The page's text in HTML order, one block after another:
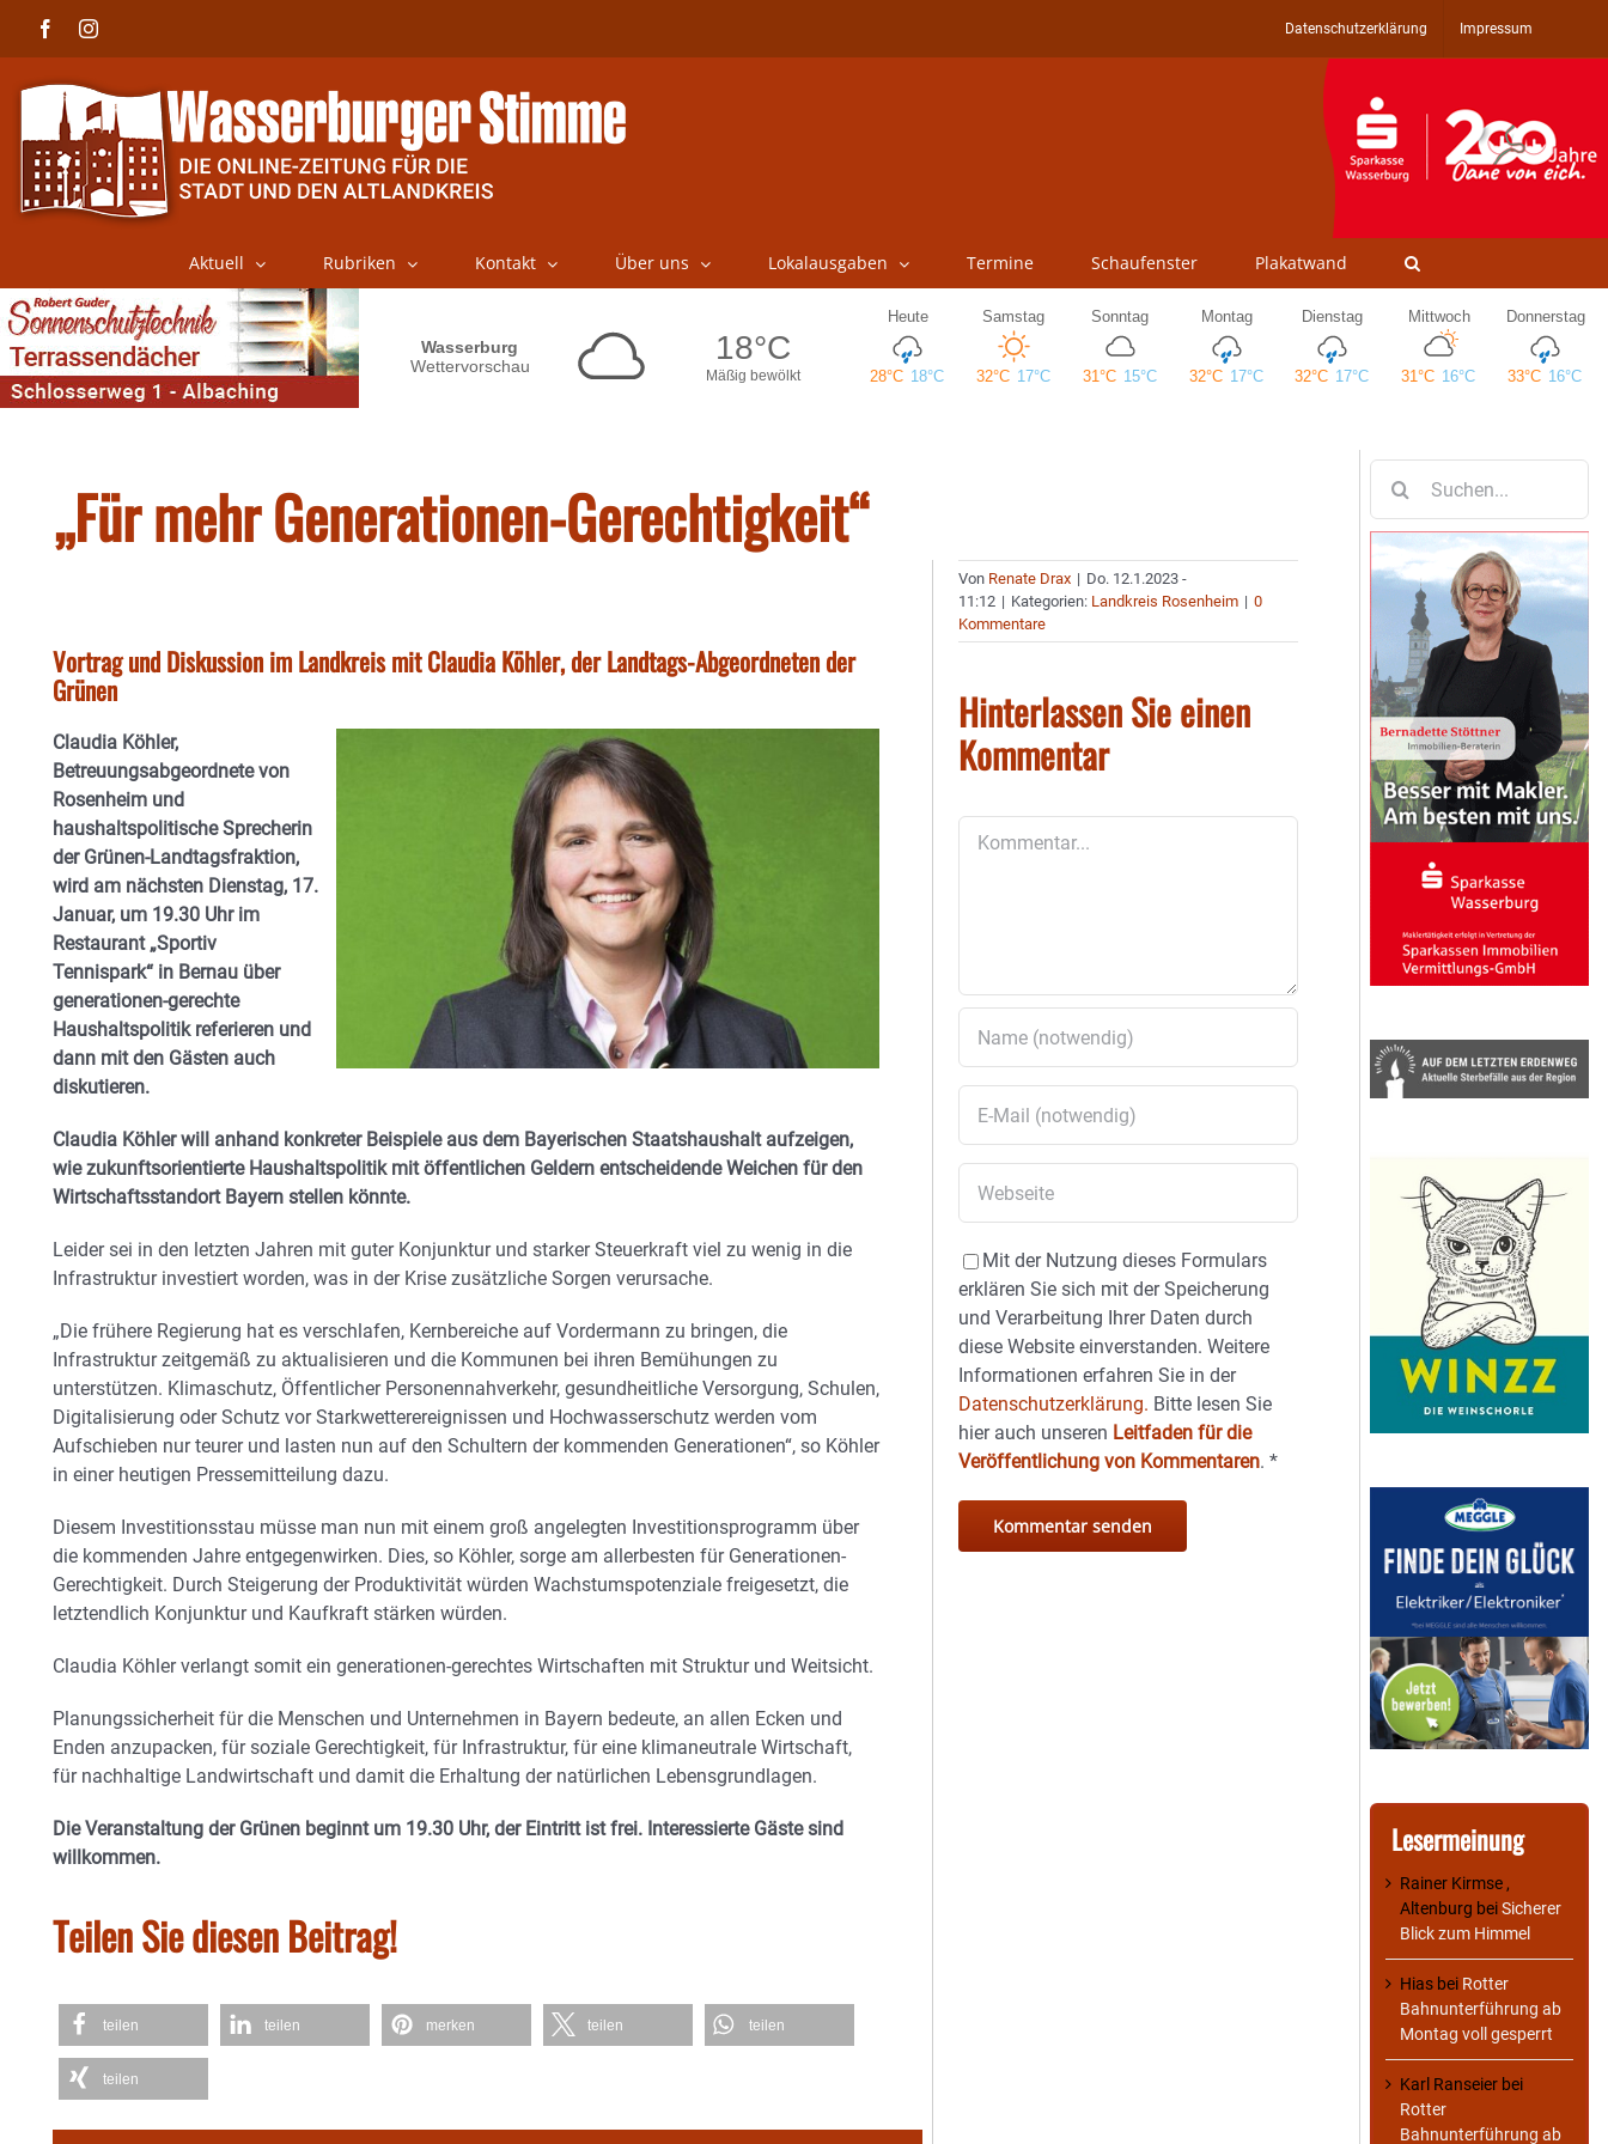
FacebookInstagram Datenschutzerklärung Impressum
Aktuell Rubriken Kontakt Über uns Lokalausgaben Termine Schaufenster Plakatwand
„Für mehr Generationen-Gerechtigkeit“
Vortrag und Diskussion im Landkreis mit Claudia Köhler, der Landtags-Abgeordneten der
Grünen
Claudia Köhler,
Betreuungsabgeordnete von
Rosenheim und
haushaltspolitische Sprecherin
der Grünen-Landtagsfraktion,
wird am nächsten Dienstag, 17.
Januar, um 19.30 Uhr im
Restaurant „Sportiv
Tennispark“ in Bernau über
generationen-gerechte
Haushaltspolitik referieren und
dann mit den Gästen auch
diskutieren.
Claudia Köhler will anhand konkreter Beispiele aus dem Bayerischen Staatshaushalt aufzeigen,
wie zukunftsorientierte Haushaltspolitik mit öffentlichen Geldern entscheidende Weichen für den
Wirtschaftsstandort Bayern stellen könnte.
Leider sei in den letzten Jahren mit guter Konjunktur und starker Steuerkraft viel zu wenig in die
Infrastruktur investiert worden, was in der Krise zusätzliche Sorgen verursache.
„Die frühere Regierung hat es verschlafen, Kernbereiche auf Vordermann zu bringen, die
Infrastruktur zeitgemäß zu aktualisieren und die Kommunen bei ihren Bemühungen zu
unterstützen. Klimaschutz, Öffentlicher Personennahverkehr, gesundheitliche Versorgung, Schulen,
Digitalisierung oder Schutz vor Starkwetterereignissen und Hochwasserschutz werden vom
Aufschieben nur teurer und lasten nun auf den Schultern der kommenden Generationen“, so Köhler
in einer heutigen Pressemitteilung dazu.
Diesem Investitionsstau müsse man nun mit einem groß angelegten Investitionsprogramm über
die kommenden Jahre entgegenwirken. Dies, so Köhler, sorge am allerbesten für Generationen-
Gerechtigkeit. Durch Steigerung der Produktivität würden Wachstumspotenziale freigesetzt, die
letztendlich Konjunktur und Kaufkraft stärken würden.
Claudia Köhler verlangt somit ein generationen-gerechtes Wirtschaften mit Struktur und Weitsicht.
Planungssicherheit für die Menschen und Unternehmen in Bayern bedeute, an allen Ecken und
Enden anzupacken, für soziale Gerechtigkeit, für Infrastruktur, für eine klimaneutrale Wirtschaft,
für nachhaltige Landwirtschaft und damit die Erhaltung der natürlichen Lebensgrundlagen.
Die Veranstaltung der Grünen beginnt um 19.30 Uhr, der Eintritt ist frei. Interessierte Gäste sind
willkommen.
Teilen Sie diesen Beitrag!
teilen teilen merken teilen teilen
teilen
Von Renate Drax | Do. 12.1.2023 -
11:12 | Kategorien: Landkreis Rosenheim | 0
Kommentare
Hinterlassen Sie einen
Kommentar
Mit der Nutzung dieses Formulars
erklären Sie sich mit der Speicherung
und Verarbeitung Ihrer Daten durch
diese Website einverstanden. Weitere
Informationen erfahren Sie in der
Datenschutzerklärung. Bitte lesen Sie
hier auch unseren Leitfaden für die
Veröffentlichung von Kommentaren.*
nach:
Lesermeinung
Rainer Kirmse ,
Altenburg beiSicherer
Blick zum Himmel
Hias bei Rotter
Bahnunterführung ab
Montag voll gesperrt
Karl Ranseier bei
Rotter
Bahnunterführung ab